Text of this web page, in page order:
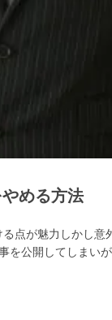
める方法
点が魅力しかし意
を公開してしまい